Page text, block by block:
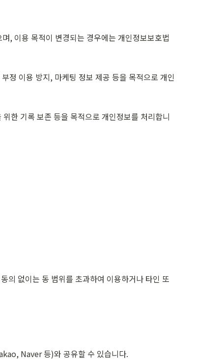
, 이용 목적이 변경되는 경우에는 개인정보보호법
정 이용 방지, 마케팅 정보 제공 등을 목적으로 개인
한 기록 보존 등을 목적으로 개인정보를 처리합니
의 없이는 동 범위를 초과하여 이용하거나 타인 또
Naver 등)와 공유할 수 있습니다.